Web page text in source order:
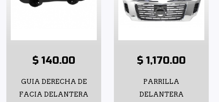
$ 140.00
GUIA DERECHA DE
FACIA DELANTERA
$ 1,170.00
PARRILLA
DELANTERA